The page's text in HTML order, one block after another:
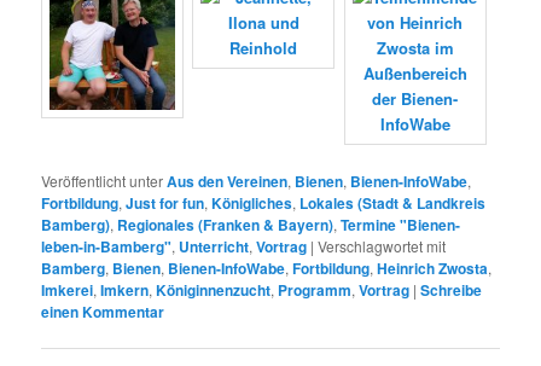
Veröffentlicht unterAus den Vereinen, Bienen, Bienen-InfoWabe,
Fortbildung,Just for fun,Königliches, Lokales (Stadt & Landkreis
Bamberg), Regionales (Franken & Bayern),Termine "Bienen-
leben-in-Bamberg", Unterricht,Vortrag |Verschlagwortet mit
Bamberg, Bienen, Bienen-InfoWabe,Fortbildung,Heinrich Zwosta,
Imkerei,Imkern,Königinnenzucht, Programm,Vortrag |Schreibe
einen Kommentar